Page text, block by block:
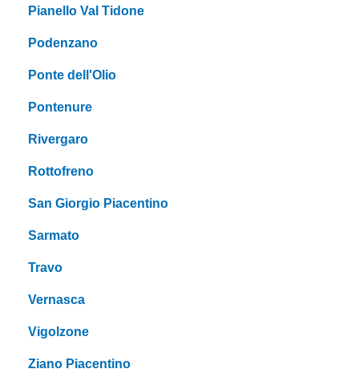
Pianello Val Tidone
Podenzano
Ponte dell'Olio
Pontenure
Rivergaro
Rottofreno
San Giorgio Piacentino
Sarmato
Travo
Vernasca
Vigolzone
Ziano Piacentino